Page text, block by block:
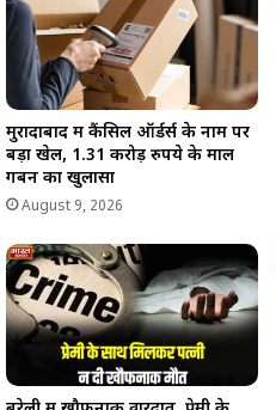
मुरादाबाद में कैंसिल ऑर्डर्स के नाम पर
बड़ा खेल, 1.31 करोड़ रुपये के माल
गबन का खुलासा
August 9, 2026